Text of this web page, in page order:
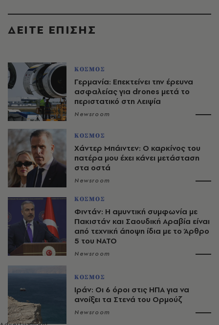
ΔΕΙΤΕ ΕΠΙΣΗΣ
ΚΟΣΜΟΣ
Γερμανία: Επεκτείνει την έρευνα
ασφαλείας για drones μετά το
περιστατικό στη Λειψία
Newsroom
ΚΟΣΜΟΣ
Χάντερ Μπάιντεν: Ο καρκίνος του
πατέρα μου έχει κάνει μετάσταση
στα οστά
Newsroom
ΚΟΣΜΟΣ
Φιντάν: Η αμυντική συμφωνία με
Πακιστάν και Σαουδική Αραβία είναι
από τεχνική άποψη ίδια με τo Άρθρο
5 του ΝΑΤΟ
Newsroom
ΚΟΣΜΟΣ
Ιράν: Οι 6 όροι στις ΗΠΑ για να
ανοίξει τα Στενά του Ορμούζ
Newsroom